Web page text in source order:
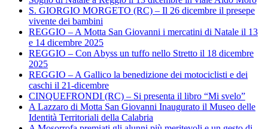
S. GIORGIO MORGETO (RC) – Il 26 dicembre il presepe
vivente dei bambini
REGGIO – A Motta San Giovanni i mercatini di Natale il 13
e 14 dicembre 2025
REGGIO – Con Abyss un tuffo nello Stretto il 18 dicembre
2025
REGGIO – A Gallico la benedizione dei motociclisti e dei
caschi il 21-dicembre
CINQUEFRONDI (RC) – Si presenta il libro “Mi svelo”
A Lazzaro di Motta San Giovanni Inaugurato il Museo delle
Identità Territoriali della Calabria